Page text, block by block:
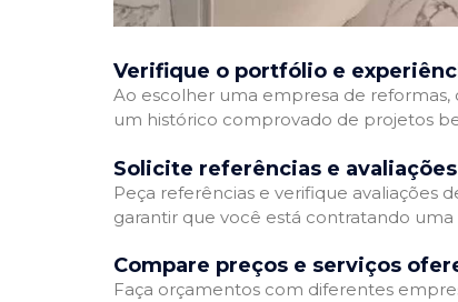
Verifique o portfólio e
Ao escolher uma empresa de
um histórico comprovado de projetos
Solicite referências e avaliações
Peça referências e verifique avaliações
garantir que você está contratando
Compare preços e serviços
Faça orçamentos com diferentes